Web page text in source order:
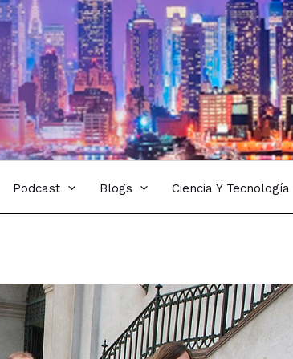
Podcast Blogs Ciencia Y Tecnología